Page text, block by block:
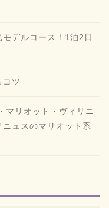
モデルコース！1泊2日
コツ
マリオット・ヴィリニ
ュスのマリオット系